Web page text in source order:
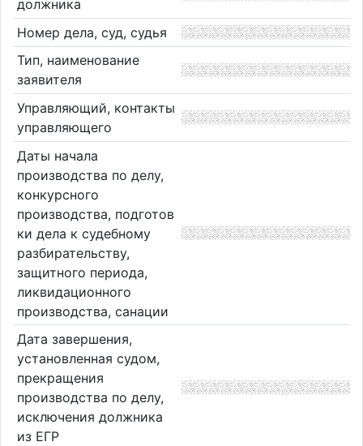
должника
Номер дела, суд, судья
Тип, наименование
заявителя
Управляющий, контакты
управляющего
Даты начала
производства по делу,
конкурсного
производства, подготов
ки дела к судебному
разбирательству,
защитного периода,
ликвидационного
производства, санации
Дата завершения,
установленная судом,
прекращения
производства по делу,
исключения должника
из ЕГР